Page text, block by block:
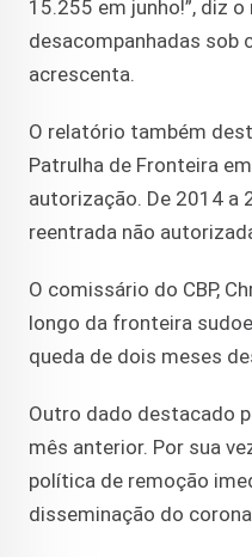
15.255 em junho!”, diz
desacompanhadas sob
acrescenta.
O relatório também
Patrulha de Fronteira
autorização. De 2014 a
reentrada não
O comissário do CBP,
longo da fronteira
queda de dois meses
Outro dado destacado
mês anterior. Por sua
política de remoção
disseminação do